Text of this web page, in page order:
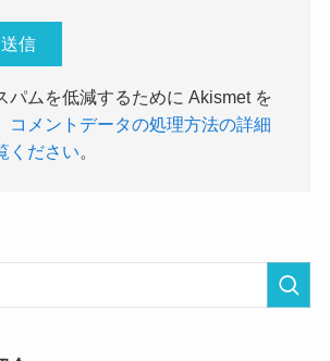
パムを低減するために Akismet を
コメントデータの処理方法の詳細
ください。